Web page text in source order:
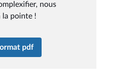
nous
la pointe !
pdf